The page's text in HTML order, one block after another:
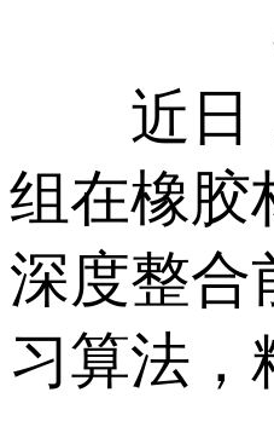
近日，
组在橡胶
深度整合
习算法，